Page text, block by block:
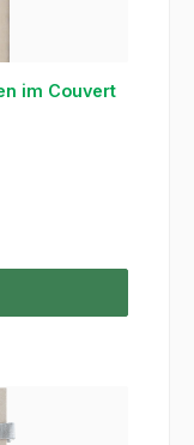
im Couvert